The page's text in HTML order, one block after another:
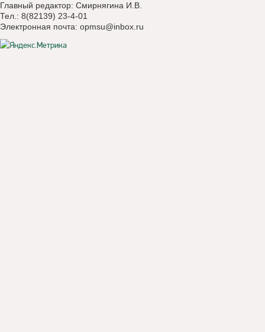
Главный редактор: Смирнягина И.В.
Тел.: 8(82139) 23-4-01
Электронная почта: opmsu@inbox.ru